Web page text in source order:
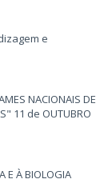
e
NACIONAIS DE
11 de OUTUBRO
E À BIOLOGIA